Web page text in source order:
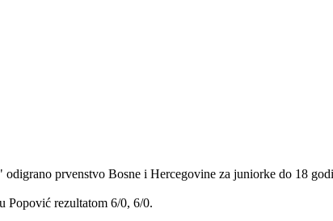
prvenstvo Bosne i Hercegovine za juniorke do 18
Popović rezultatom 6/0, 6/0.